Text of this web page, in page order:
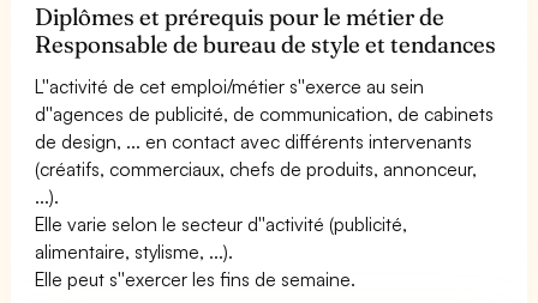
Diplômes et prérequis pour le métier de
Responsable de bureau de style et tendances
L''activité de cet emploi/métier s''exerce au sein
d''agences de publicité, de communication, de cabinets
de design, ... en contact avec différents intervenants
(créatifs, commerciaux, chefs de produits, annonceur,
...).
Elle varie selon le secteur d''activité (publicité,
alimentaire, stylisme, ...).
Elle peut s''exercer les fins de semaine.